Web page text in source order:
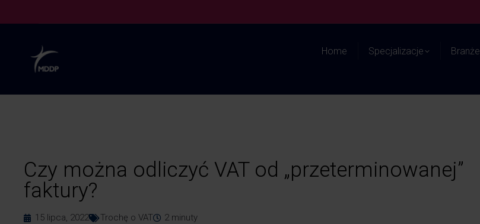
Home Specjalizacje Branże
Czy można odliczyć VAT od „przeterminowanej”
faktury?
15 lipca, 2022 Trochę o VAT 2 minuty